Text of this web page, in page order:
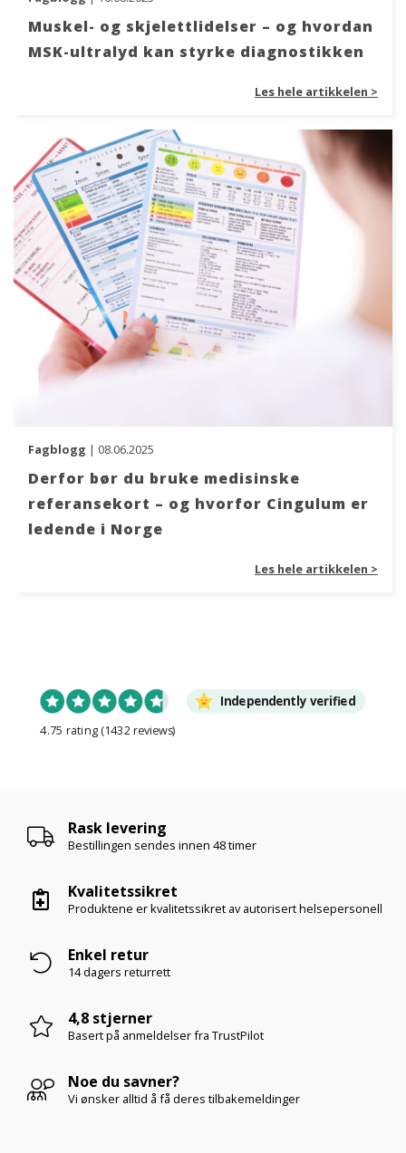
Muskel- og skjelettlidelser – og hvordan
MSK-ultralyd kan styrke diagnostikken
Les hele artikkelen >
Fagblogg | 08.06.2025
Derfor bør du bruke medisinske
referansekort – og hvorfor Cingulum er
ledende i Norge
Les hele artikkelen >
Independently verified
4.75 rating (1432 reviews)
Rask levering
Bestillingen sendes innen 48 timer
Kvalitetssikret
Produktene er kvalitetssikret av autorisert helsepersonell
Enkel retur
14 dagers returrett
4,8 stjerner
Basert på anmeldelserfra TrustPilot
Noe du savner?
Vi ønsker alltid å få deres tilbakemeldinger